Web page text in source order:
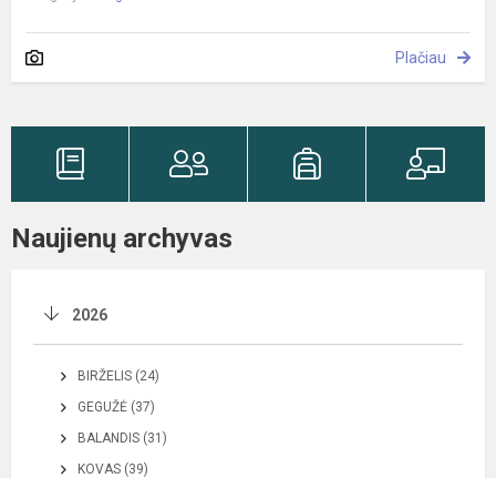
Plačiau
Naujienų archyvas
2026
BIRŽELIS (24)
GEGUŽĖ (37)
BALANDIS (31)
KOVAS (39)